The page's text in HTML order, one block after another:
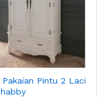
Pakaian Pintu 2 Laci